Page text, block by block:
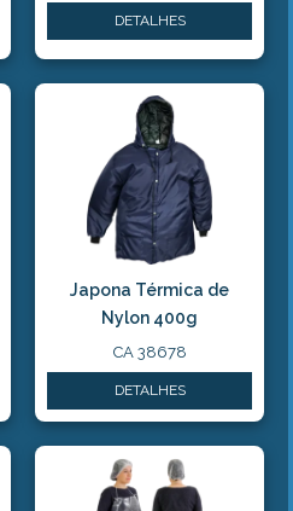
DETALHES
Japona Térmica de
Nylon 400g
CA 38678
DETALHES